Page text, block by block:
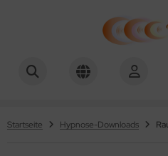
Startseite Hypnose-Downloads